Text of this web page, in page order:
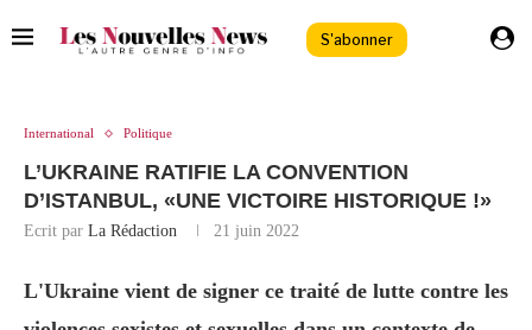
S'abonner
International Politique
L’UKRAINE RATIFIE LA CONVENTION
D’ISTANBUL, «UNE VICTOIRE HISTORIQUE !»
Ecrit par La Rédaction 21 juin 2022
L'Ukraine vient de signer ce traité de lutte contre les